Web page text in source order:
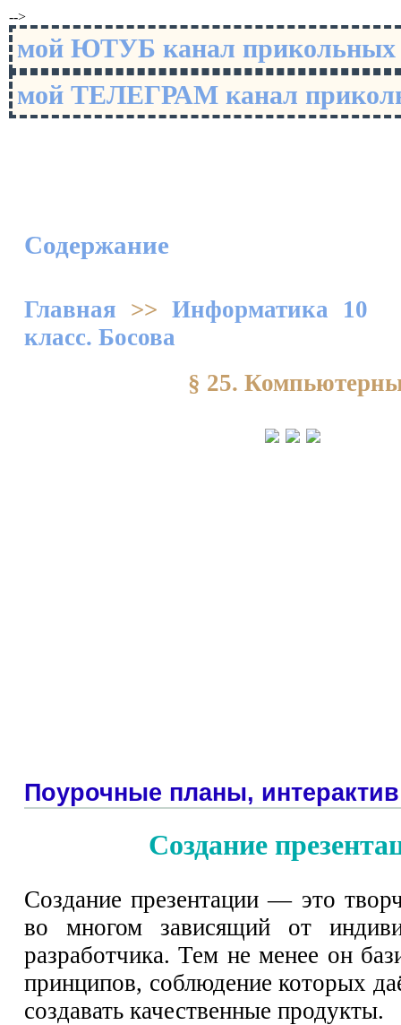
-->
мой ЮТУБ канал
мой ТЕЛЕГРАМ канал
Содержание
Главная >> Информатика 10
класс. Босова
§ 25.
Поурочные планы, интерактив
Создание
Создание презентации — это
во многом зависящий от
разработчика. Тем не менее он
принципов, соблюдение которых
создавать качественные продукты.